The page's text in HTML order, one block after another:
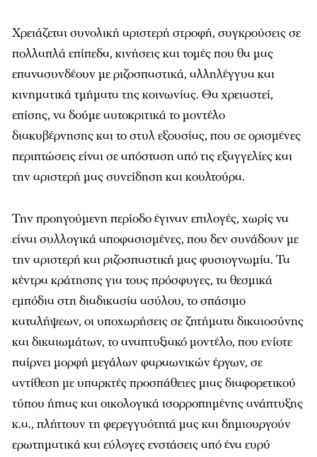
Χρειάζεται συνολική αριστερή στροφή, συγκρούσεις σε
πολλαπλά επίπεδα, κινήσεις και τομές που θα μας
επανασυνδέουν με ριζοσπαστικά, αλληλέγγυα και
κινηματικά τμήματα της κοινωνίας. Θα χρειαστεί,
επίσης, να δούμε αυτοκριτικά το μοντέλο
διακυβέρνησης και το στυλ εξουσίας, που σε ορισμένες
περιπτώσεις είναι σε απόσταση από τις εξαγγελίες και
την αριστερή μας συνείδηση και κουλτούρα.
Την προηγούμενη περίοδο έγιναν επιλογές, χωρίς να
είναι συλλογικά αποφασισμένες, που δεν συνάδουν με
την αριστερή και ριζοσπαστική μας φυσιογνωμία. Τα
κέντρα κράτησης για τους πρόσφυγες, τα θεσμικά
εμπόδια στη διαδικασία ασύλου, το σπάσιμο
καταλήψεων, οι υποχωρήσεις σε ζητήματα δικαιοσύνης
και δικαιωμάτων, το αναπτυξιακό μοντέλο, που ενίοτε
παίρνει μορφή μεγάλων φαραωνικών έργων, σε
αντίθεση με υπαρκτές προσπάθειες μιας διαφορετικού
τύπου ήπιας και οικολογικά ισορροπημένης ανάπτυξης
κ.α., πλήττουν τη φερεγγυότητά μας και δημιουργούν
ερωτηματικά και εύλογες ενστάσεις από ένα ευρύ